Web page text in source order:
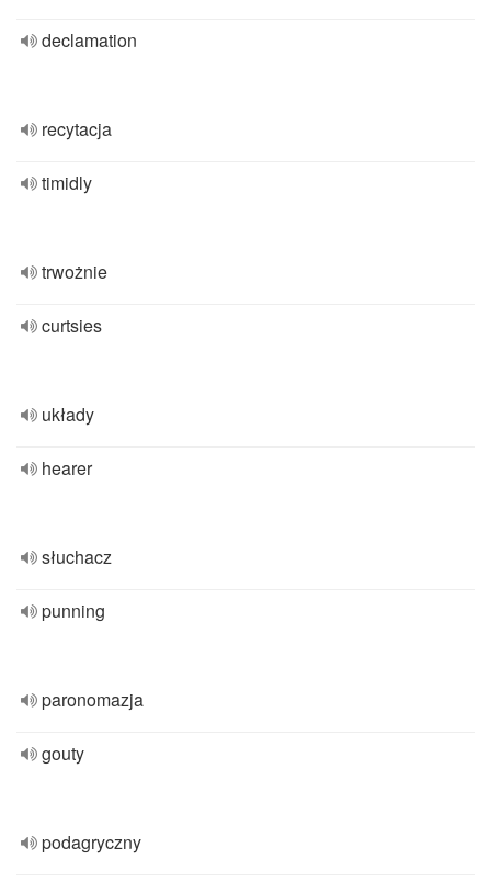
declamation
recytacja
timidly
trwożnie
curtsies
układy
hearer
słuchacz
punning
paronomazja
gouty
podagryczny